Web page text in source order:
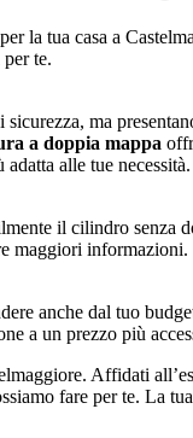
per la tua casa a
te.
ma
a doppia mappa
alle tue necessità.
il cilindro senza
maggiori informazioni.
anche dal tuo
a un prezzo più
Affidati
fare per te. La